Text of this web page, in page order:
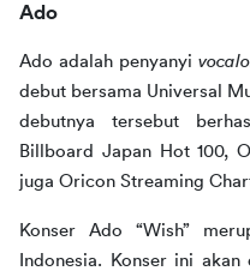
Ado
Ado adalah penyanyi
debut bersama Universal
debutnya tersebut
Billboard Japan Hot 100,
juga Oricon Streaming
Konser Ado “Wish”
Indonesia. Konser ini